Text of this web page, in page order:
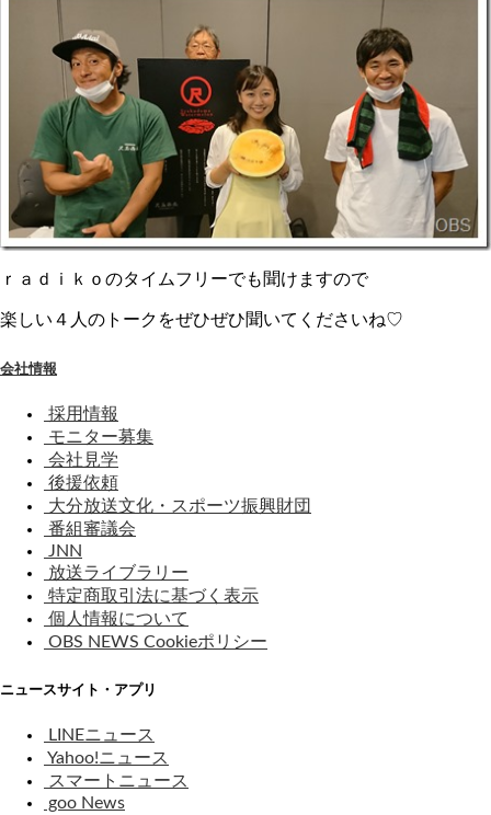
ｒａｄｉｋｏのタイムフリーでも聞けますので
楽しい４人のトークをぜひぜひ聞いてくださいね♡
会社情報
採用情報
モニター募集
会社見学
後援依頼
大分放送文化・スポーツ振興財団
番組審議会
JNN
放送ライブラリー
特定商取引法に基づく表示
個人情報について
OBS NEWS Cookieポリシー
ニュースサイト・アプリ
LINEニュース
Yahoo!ニュース
スマートニュース
goo News